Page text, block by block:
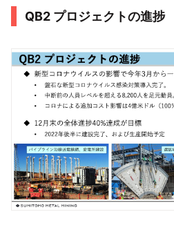
QB2 プロジェクトの進捗